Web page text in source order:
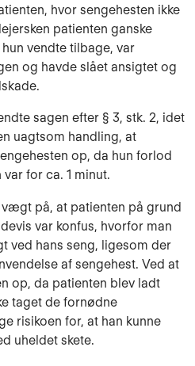
hvor sengehesten ikke
patienten ganske
vendte tilbage, var
og havde slået ansigtet og
sagen efter § 3, stk. 2, idet
uagtsom handling, at
op, da hun forlod
for ca. 1 minut.
på, at patienten på grund
var konfus, hvorfor man
ved hans seng, ligesom der
af sengehest. Ved at
op, da patienten blev ladt
taget de fornødne
risikoen for, at han kunne
uheldet skete.